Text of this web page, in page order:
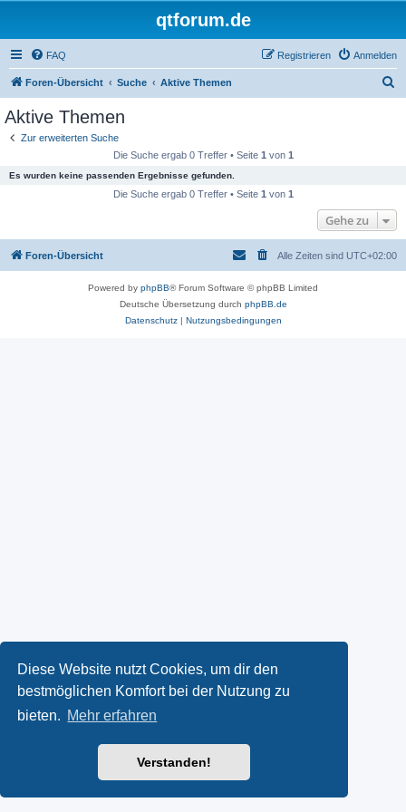
Diese Website nutzt Cookies, um dir den
bestmöglichen Komfort bei der Nutzung zu
bieten. Mehr erfahren
Verstanden!
qtforum.de
FAQ Anmelden
Registrieren
Foren-Übersicht Suche Aktive Themen
Aktive Themen
Zur erweiterten Suche
Die Suche ergab 0 Treffer • Seite 1 von 1
Es wurden keine passenden Ergebnisse gefunden.
Die Suche ergab 0 Treffer • Seite 1 von 1
Gehe zu
Foren-Übersicht Alle Zeiten sind UTC+02:00
Powered by phpBB® Forum Software © phpBB Limited
Deutsche Übersetzung durch phpBB.de
Datenschutz| Nutzungsbedingungen